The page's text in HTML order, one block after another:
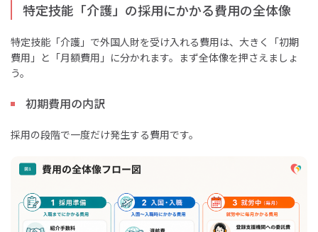
特定技能「介護」の採用にかかる費用の全体像
特定技能「介護」で外国人財を受け入れる費用は、大きく「初期
費用」と「月額費用」に分かれます。まず全体像を押さえましょ
う。
初期費用の内訳
採用の段階で一度だけ発生する費用です。